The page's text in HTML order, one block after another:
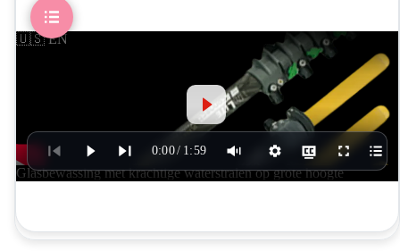
🇺🇸 EN
Glasbewassing met krachtige waterstralen op grote hoogte
0:00/ 1:59